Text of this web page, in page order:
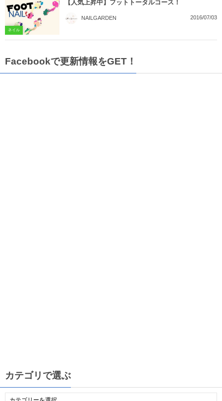
ネイル
【人気上昇中】フットトータルコース！
NAILGARDEN 2016/07/03
Facebookで更新情報をGET！
カテゴリで選ぶ